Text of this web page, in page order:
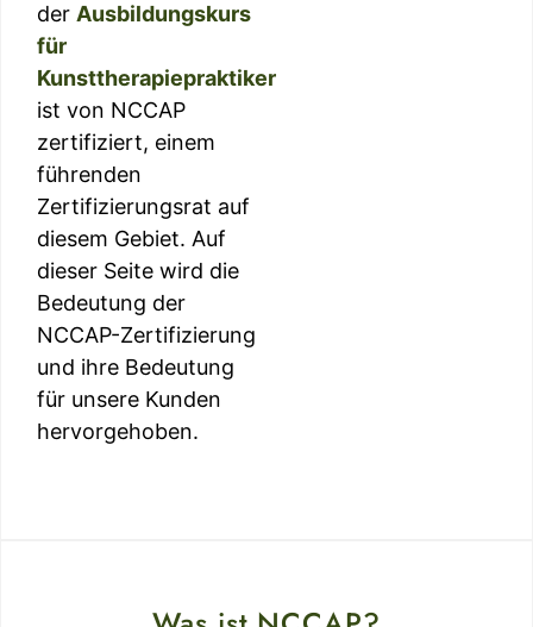
der Ausbildungskurs
für
Kunsttherapiepraktiker
ist von NCCAP
zertifiziert, einem
führenden
Zertifizierungsrat auf
diesem Gebiet. Auf
dieser Seite wird die
Bedeutung der
NCCAP-Zertifizierung
und ihre Bedeutung
für unsere Kunden
hervorgehoben.